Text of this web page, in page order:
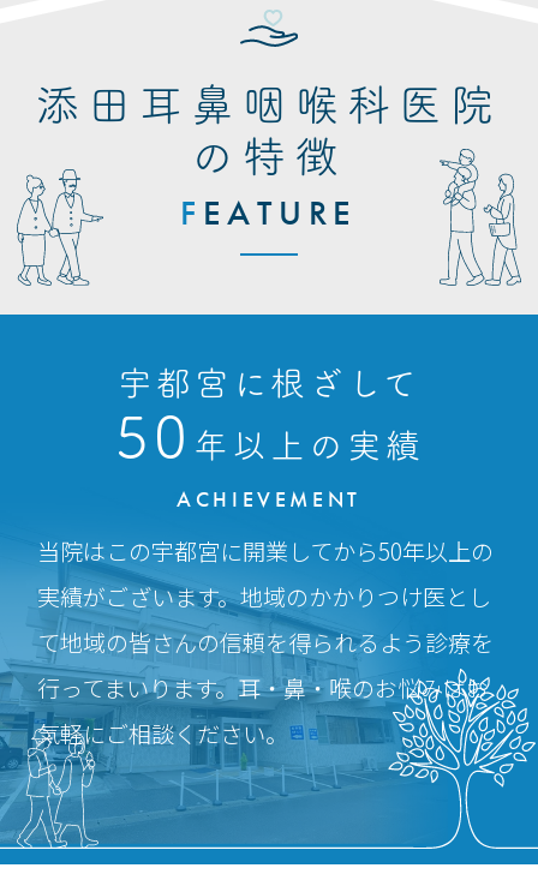
ご家族で複数名ご希望の場合は、お一人ず
つフォームをご入力ください。
フォームは何回でも送信可能です。
またクリニックに受診した際でも予約は受
付可能（QRコードがあります）ですので
①入荷次第順番にお電話でご案内いたしま
す。ご案内日からご受診まで2週間を過ぎ
た場合は、予約は無効とさせていただきま
内にお越しになれない方はご連絡くださ
い。）
②入荷状況の問い合わせはお控えくださ
い。
③現在、入荷再開がいつになるかメーカー
から明確な回答を得ておりません。秋以降
にご案内になる可能性もあります。このこ
とをお承知の上での予約になりますことを
どうかよろしくお願いいたします。
添田耳鼻咽喉科医院
の特徴
F EATURE
宇都宮に根ざして
50 年以上の実績
ACHIEVEMENT
当院はこの宇都宮に開業してから50年以上の
実績がございます。地域のかかりつけ医とし
て地域の皆さんの信頼を得られるよう診療を
行ってまいります。耳・鼻・喉のお悩みはお
気軽にご相談ください。